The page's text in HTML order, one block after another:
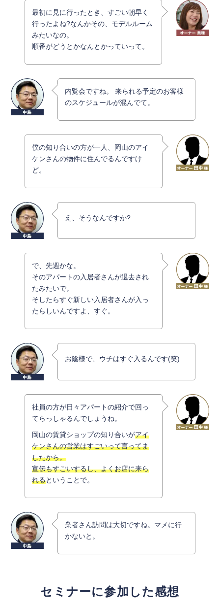
最初に見に行ったとき、すごい朝早く
行ったよね?なんかその、モデルルーム
みたいなの。
順番がどうとかなんとかっていって。
内覧会ですね。 来られる予定のお客様
のスケジュールが混んでて。
僕の知り合いの方が一人、岡山のアイ
ケンさんの物件に住んでるんですけ
ど。
え、そうなんですか?
で、先週かな。
そのアパートの入居者さんが退去され
たみたいで。
そしたらすぐ新しい入居者さんが入っ
たらしいんですよ、すぐ。
お陰様で、ウチはすぐ入るんです(笑)
社員の方が日々アパートの紹介で回っ
てらっしゃるんでしょうね。
岡山の賃貸ショップの知り合いがアイ
ケンさんの営業はすごいって言ってま
したから。
宣伝もすごいするし、よくお店に来ら
れるということで。
業者さん訪問は大切ですね。マメに行
かないと。
セミナーに参加した感想